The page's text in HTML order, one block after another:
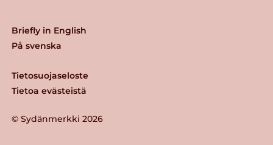
© Sydänmerkki 2026
Tietosuojaseloste
Tietoa evästeistä
Briefly in English
På svenska